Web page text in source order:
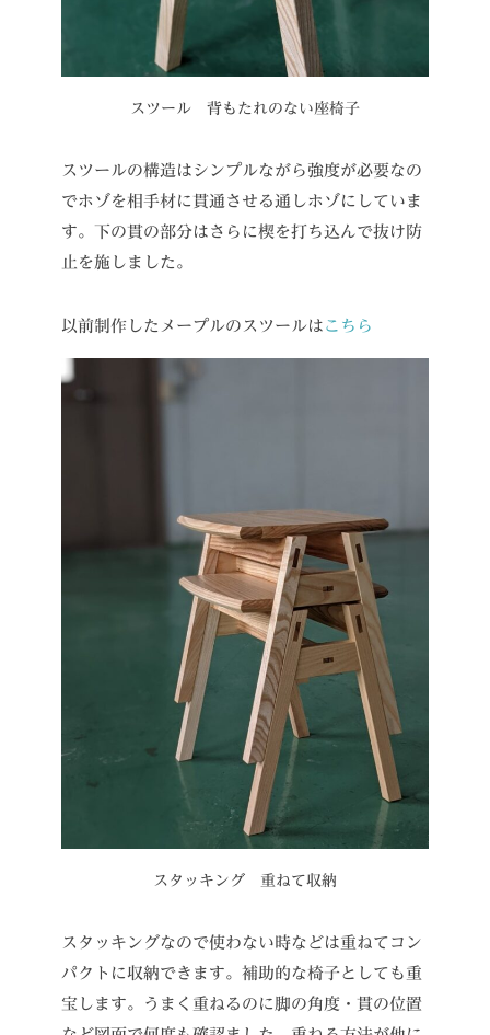
スツール 背もたれのない座椅子
スツールの構造はシンプルながら強度が必要なの
でホゾを相手材に貫通させる通しホゾにしていま
す。下の貫の部分はさらに楔を打ち込んで抜け防
止を施しました。
以前制作したメープルのスツールは こちら
スタッキング 重ねて収納
スタッキングなので使わない時などは重ねてコン
パクトに収納できます。補助的な椅子としても重
宝します。うまく重ねるのに脚の角度・貫の位置